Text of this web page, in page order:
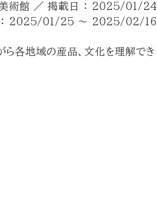
美術館 ／ 掲載日 ： 2025/01/24
： 2025/01/25 ～ 2025/02/16
ら各地域の産品、文化を理解でき